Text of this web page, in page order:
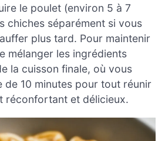
le poulet (environ 5 à 7
chiches séparément si vous
plus tard. Pour maintenir
mélanger les ingrédients
la cuisson finale, où vous
de 10 minutes pour tout réunir
réconfortant et délicieux.